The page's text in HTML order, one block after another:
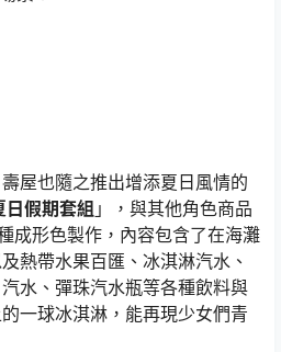
屋也隨之推出增添夏日風情的
假期套組 」，與其他角色商品
成形色製作，內容包含了在海灘
熱帶水果百匯、冰淇淋汽水、
水、彈珠汽水瓶等各種飲料與
一球冰淇淋，能再現少女們青